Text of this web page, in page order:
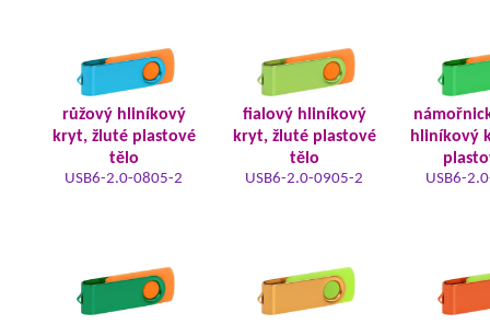
růžový hliníkový
kryt, žluté plastové
tělo
USB6-2.0-0805-2
fialový hliníkový
kryt, žluté plastové
tělo
USB6-2.0-0905-2
hliníkový
USB6-